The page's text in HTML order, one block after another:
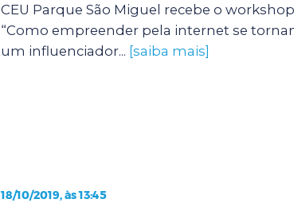
CEU Parque São Miguel recebe o workshop
“Como empreender pela internet se
um influenciador... [saiba mais]
18/10/2019, às 13:45